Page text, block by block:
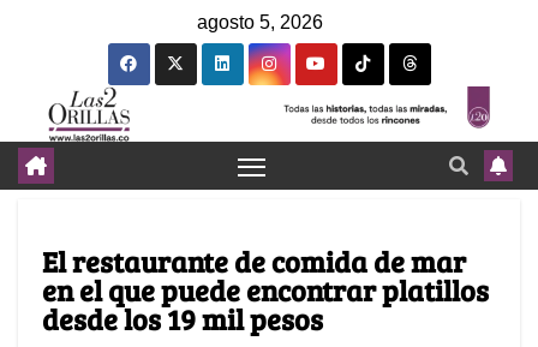
agosto 5, 2026
El restaurante de comida de mar
en el que puede encontrar platillos
desde los 19 mil pesos